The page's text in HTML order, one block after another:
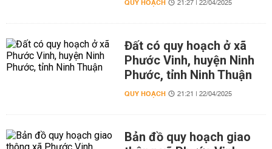
QUY HOẠCH 21:27 | 22/04/2025
Đất có quy hoạch ở xã
Phước Vinh, huyện Ninh
Phước, tỉnh Ninh Thuận
QUY HOẠCH 21:21 | 22/04/2025
Bản đồ quy hoạch giao